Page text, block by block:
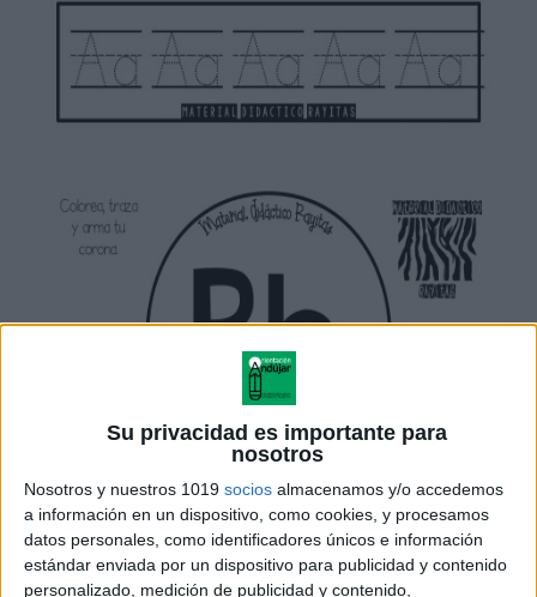
Su privacidad es importante para
nosotros
Nosotros y nuestros 1019 socios almacenamos y/o accedemos
a información en un dispositivo, como cookies, y procesamos
datos personales, como identificadores únicos e información
estándar enviada por un dispositivo para publicidad y contenido
personalizado, medición de publicidad y contenido,